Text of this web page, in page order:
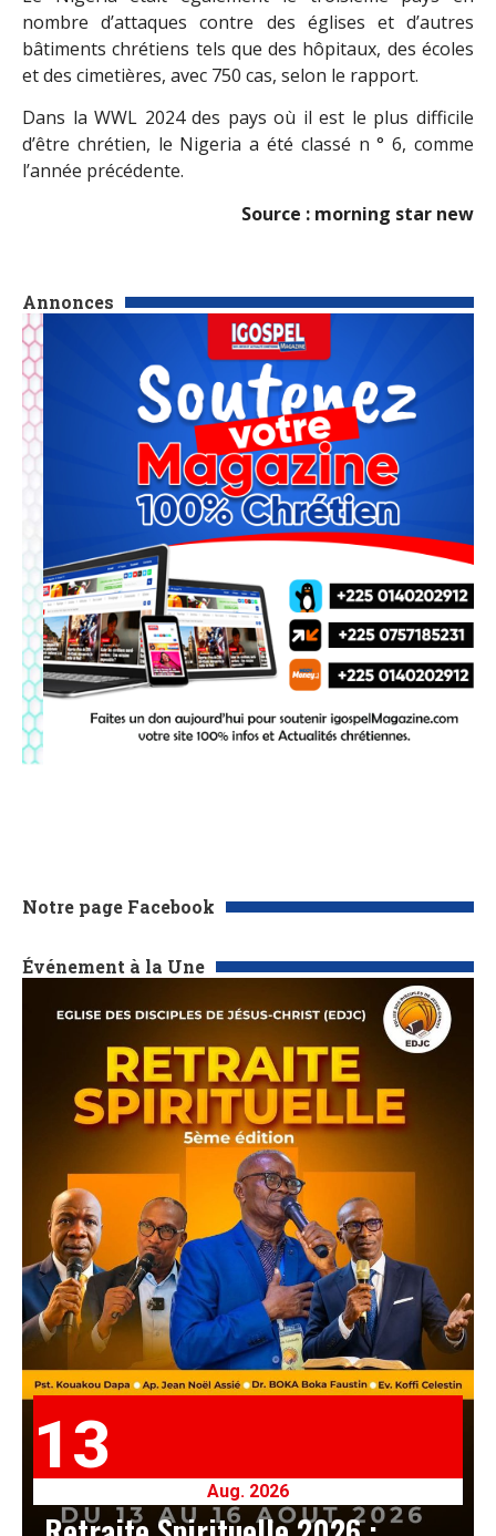
Annonces
Notre page Facebook
Événement à la Une
13
Aug. 2026
nombre d’attaques contre des églises et d’autres
bâtiments chrétiens tels que des hôpitaux, des écoles
et des cimetières, avec 750 cas, selon le rapport.
Dans la WWL 2024 des pays où il est le plus difficile
d’être chrétien, le Nigeria a été classé n ° 6, comme
l’année précédente.
Source : morning star new